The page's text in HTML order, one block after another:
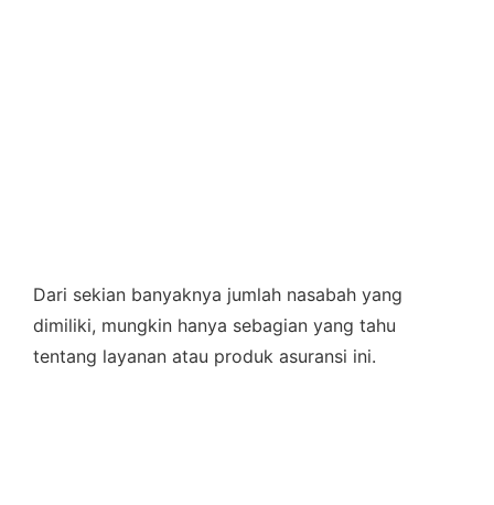
Dari sekian banyaknya jumlah nasabah yang
dimiliki, mungkin hanya sebagian yang tahu
tentang layanan atau produk asuransi ini.